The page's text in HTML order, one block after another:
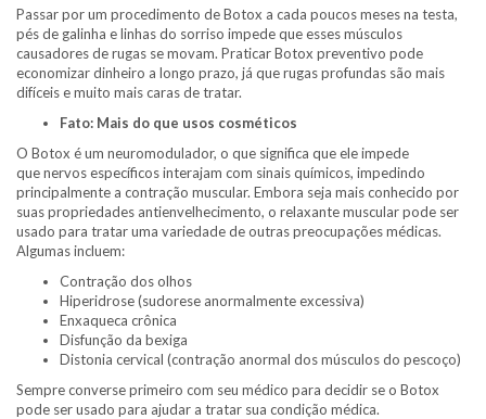
Passar por um procedimento de Botox a cada poucos meses na testa,
pés de galinha e linhas do sorriso impede que esses músculos
causadores de rugas se movam. Praticar Botox preventivo pode
economizar dinheiro a longo prazo, já que rugas profundas são mais
difíceis e muito mais caras de tratar.
Fato: Mais do que usos cosméticos
O Botox é um neuromodulador, o que significa que ele impede
que nervos específicos interajam com sinais químicos, impedindo
principalmente a contração muscular. Embora seja mais conhecido por
suas propriedades antienvelhecimento, o relaxante muscular pode ser
usado para tratar uma variedade de outras preocupações médicas.
Algumas incluem:
Contração dos olhos
Hiperidrose (sudorese anormalmente excessiva)
Enxaqueca crônica
Disfunção da bexiga
Distonia cervical (contração anormal dos músculos do pescoço)
Sempre converse primeiro com seu médico para decidir se o Botox
pode ser usado para ajudar a tratar sua condição médica.